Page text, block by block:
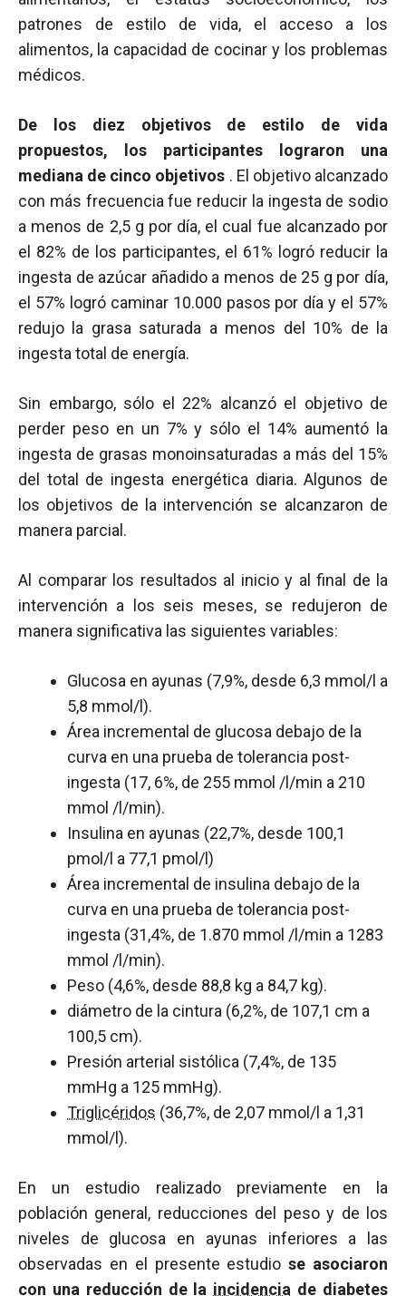
patrones de estilo de vida, el acceso a los
alimentos, la capacidad de cocinar y los problemas
médicos.
De los diez objetivos de estilo de vida
propuestos, los participantes lograron una
mediana de cinco objetivos . El objetivo alcanzado
con más frecuencia fue reducir la ingesta de sodio
a menos de 2,5 g por día, el cual fue alcanzado por
el 82% de los participantes, el 61% logró reducir la
ingesta de azúcar añadido a menos de 25 g por día,
el 57% logró caminar 10.000 pasos por día y el 57%
redujo la grasa saturada a menos del 10% de la
ingesta total de energía.
Sin embargo, sólo el 22% alcanzó el objetivo de
perder peso en un 7% y sólo el 14% aumentó la
ingesta de grasas monoinsaturadas a más del 15%
del total de ingesta energética diaria. Algunos de
los objetivos de la intervención se alcanzaron de
manera parcial.
Al comparar los resultados al inicio y al final de la
intervención a los seis meses, se redujeron de
manera significativa las siguientes variables:
Glucosa en ayunas (7,9%, desde 6,3 mmol/l a
5,8 mmol/l).
Área incremental de glucosa debajo de la
curva en una prueba de tolerancia post-
ingesta (17, 6%, de 255 mmol /l/min a 210
mmol /l/min).
Insulina en ayunas (22,7%, desde 100,1
pmol/l a 77,1 pmol/l)
Área incremental de insulina debajo de la
curva en una prueba de tolerancia post-
ingesta (31,4%, de 1.870 mmol /l/min a 1283
mmol /l/min).
Peso (4,6%, desde 88,8 kg a 84,7 kg).
diámetro de la cintura (6,2%, de 107,1 cm a
100,5 cm).
Presión arterial sistólica (7,4%, de 135
mmHg a 125 mmHg).
Triglicéridos (36,7%, de 2,07 mmol/l a 1,31
mmol/l).
En un estudio realizado previamente en la
población general, reducciones del peso y de los
niveles de glucosa en ayunas inferiores a las
observadas en el presente estudiose asociaron
con una reducción de la incidencia de diabetes